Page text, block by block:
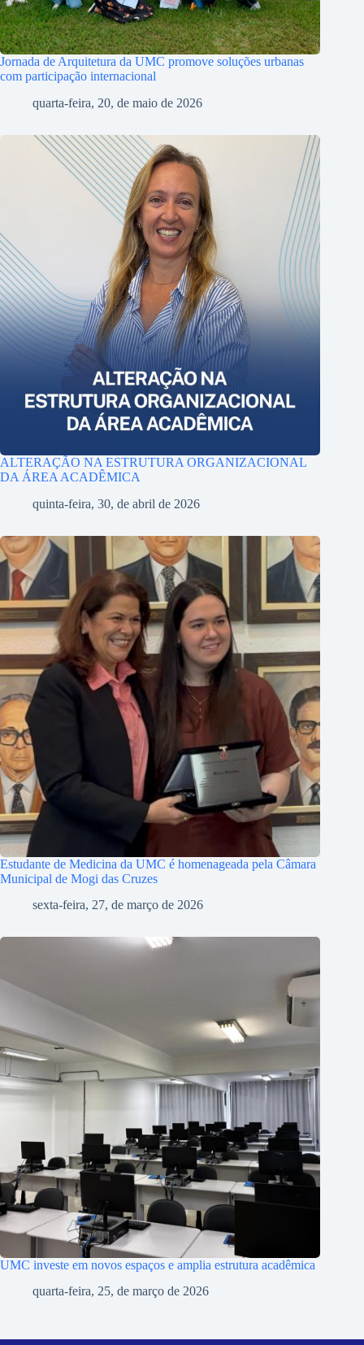
Jornada de Arquitetura da UMC promove soluções urbanas
com participação internacional
quarta-feira, 20, de maio de 2026
ALTERAÇÃO NA ESTRUTURA ORGANIZACIONAL
DA ÁREA ACADÊMICA
quinta-feira, 30, de abril de 2026
Estudante de Medicina da UMC é homenageada pela Câmara
Municipal de Mogi das Cruzes
sexta-feira, 27, de março de 2026
UMC investe em novos espaços e amplia estrutura acadêmica
quarta-feira, 25, de março de 2026